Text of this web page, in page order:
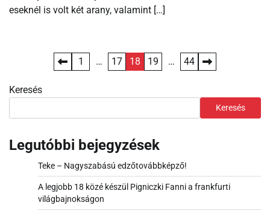
eseknél is volt két arany, valamint […]
Bejegyzések
lapozása
1 … 17 18 19 … 44
Keresés
Keresés
Legutóbbi bejegyzések
Teke – Nagyszabású edzőtovábbképző!
A legjobb 18 közé készül Pigniczki Fanni a frankfurti
világbajnokságon